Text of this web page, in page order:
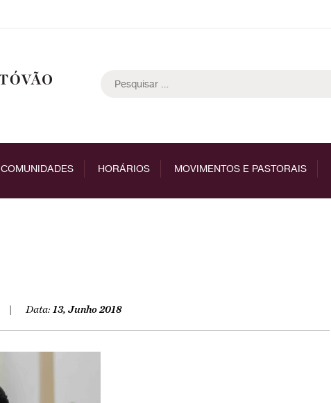
por:
COMUNIDADES HORÁRIOS MOVIMENTOS E PASTORAIS
Data: 13, Junho 2018